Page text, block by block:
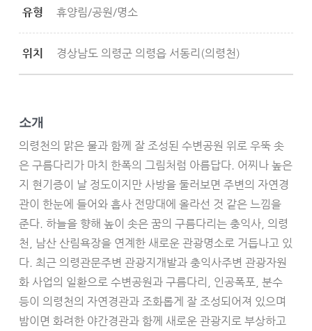
유형 휴양림/공원/명소
위치 경상남도 의령군 의령읍 서동리(의령천)
소개
의령천의 맑은 물과 함께 잘 조성된 수변공원 위로 우뚝 솟
은 구름다리가 마치 한폭의 그림처럼 아름답다. 어찌나 높은
지 현기증이 날 정도이지만 사방을 둘러보면 주변의 자연경
관이 한눈에 들어와 흡사 전망대에 올라선 것 같은 느낌을
준다. 하늘을 향해 높이 솟은 꿈의 구름다리는 충익사, 의령
천, 남산 산림욕장을 연계한 새로운 관광명소로 거듭나고 있
다. 최근 의령관문주변 관광지개발과 충익사주변 관광자원
화 사업의 일환으로 수변공원과 구름다리, 인공폭포, 분수
등이 의령천의 자연경관과 조화롭게 잘 조성되어져 있으며
밤이면 화려한 야간경관과 함께 새로운 관광지로 부상하고